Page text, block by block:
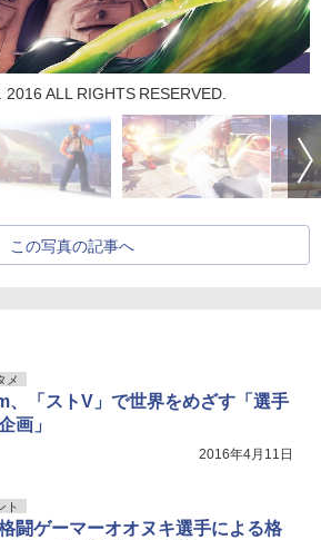
ALL RIGHTS RESERVED.
この写真の記事へ
メ
、「ストV」で世界をめざす「選手
画」
2016年4月11日
ト
闘ゲーマーオオヌキ選手による格